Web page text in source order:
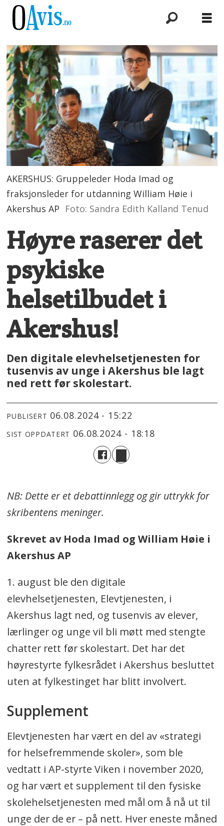
AKERSHUS: Gruppeleder Hoda Imad og
fraksjonsleder for utdanning William Høie i
Akershus AP Foto: Sandra Edith Kalland Tenud
Høyre raserer det
psykiske
helsetilbudet i
Akershus!
Den digitale elevhelsetjenesten for
tusenvis av unge i Akershus ble lagt
ned rett før skolestart.
PUBLISERT 06.08.2024 - 15:22
SIST OPPDATERT 06.08.2024 - 18:18
NB: Dette er et debattinnlegg og gir uttrykk for
skribentens meninger.
Skrevet av Hoda Imad og William Høie i
Akershus AP
1. august ble den digitale
elevhelsetjenesten, Elevtjenesten, i
Akershus lagt ned, og tusenvis av elever,
lærlinger og unge vil bli møtt med stengte
chatter rett før skolestart. Det har det
høyrestyrte fylkesrådet i Akershus besluttet
uten at fylkestinget har blitt involvert.
Supplement
Elevtjenesten har vært en del av «strategi
for helsefremmende skoler», som ble
vedtatt i AP-styrte Viken i november 2020,
og har vært et supplement til den fysiske
skolehelsetjenesten med mål om å nå ut til
unge der de er – på nett. Hver eneste måned